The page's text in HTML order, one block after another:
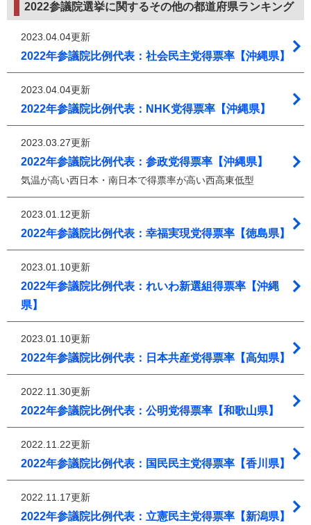
2022参議院選挙に関するその他の都道府県ランキング
2023.04.04更新
2022年参議院比例代表：社会民主党得票率【沖縄県】
2023.04.04更新
2022年参議院比例代表：NHK党得票率【沖縄県】
2023.03.27更新
2022年参議院比例代表：参政党得票率【沖縄県】
気温が高い西日本・南日本で得票率が高い西高東低型
2023.01.12更新
2022年参議院比例代表：幸福実現党得票率【徳島県】
2023.01.10更新
2022年参議院比例代表：れいわ新選組得票率【沖縄
県】
2023.01.10更新
2022年参議院比例代表：日本共産党得票率【高知県】
2022.11.30更新
2022年参議院比例代表：公明党得票率【和歌山県】
2022.11.22更新
2022年参議院比例代表：国民民主党得票率【香川県】
2022.11.17更新
2022年参議院比例代表：立憲民主党得票率【新潟県】